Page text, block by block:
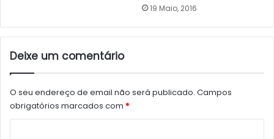
19 Maio, 2016
Deixe um comentário
O seu endereço de email não será publicado. Campos
obrigatórios marcados com *